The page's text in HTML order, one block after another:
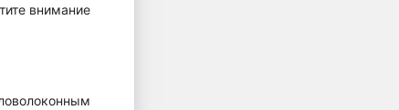
внимание